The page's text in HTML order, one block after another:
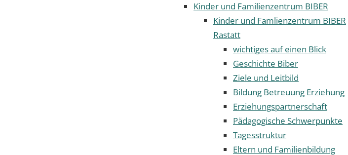
Kinder und Familienzentrum BIBER
Kinder und Famlienzentrum BIBER
Rastatt
wichtiges auf einen Blick
Geschichte Biber
Ziele und Leitbild
Bildung Betreuung Erziehung
Erziehungspartnerschaft
Pädagogische Schwerpunkte
Tagesstruktur
Eltern und Familienbildung